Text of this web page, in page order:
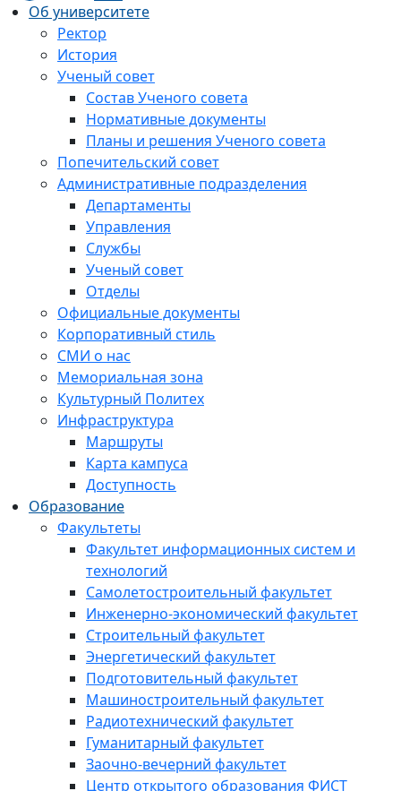
Об университете
Ректор
История
Ученый совет
Состав Ученого совета
Нормативные документы
Планы и решения Ученого совета
Попечительский совет
Административные подразделения
Департаменты
Управления
Службы
Ученый совет
Отделы
Официальные документы
Корпоративный стиль
СМИ о нас
Мемориальная зона
Культурный Политех
Инфраструктура
Маршруты
Карта кампуса
Доступность
Образование
Факультеты
Факультет информационных систем и
технологий
Самолетостроительный факультет
Инженерно-экономический факультет
Строительный факультет
Энергетический факультет
Подготовительный факультет
Машиностроительный факультет
Радиотехнический факультет
Гуманитарный факультет
Заочно-вечерний факультет
Центр открытого образования ФИСТ